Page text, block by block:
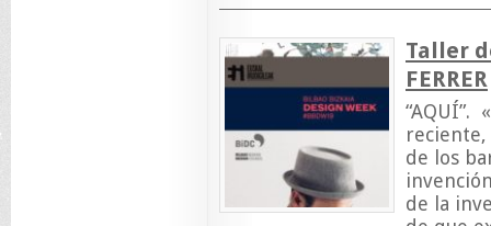
Taller
FERRER
“AQUÍ”.
reciente,
de los
de la